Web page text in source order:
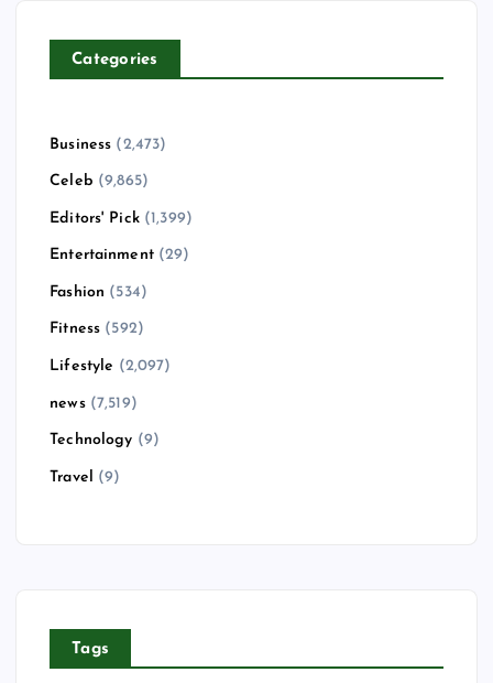
Categories
Business (2,473)
Celeb (9,865)
Editors' Pick(1,399)
Entertainment(29)
Fashion (534)
Fitness (592)
Lifestyle (2,097)
news(7,519)
Technology (9)
Travel (9)
Tags